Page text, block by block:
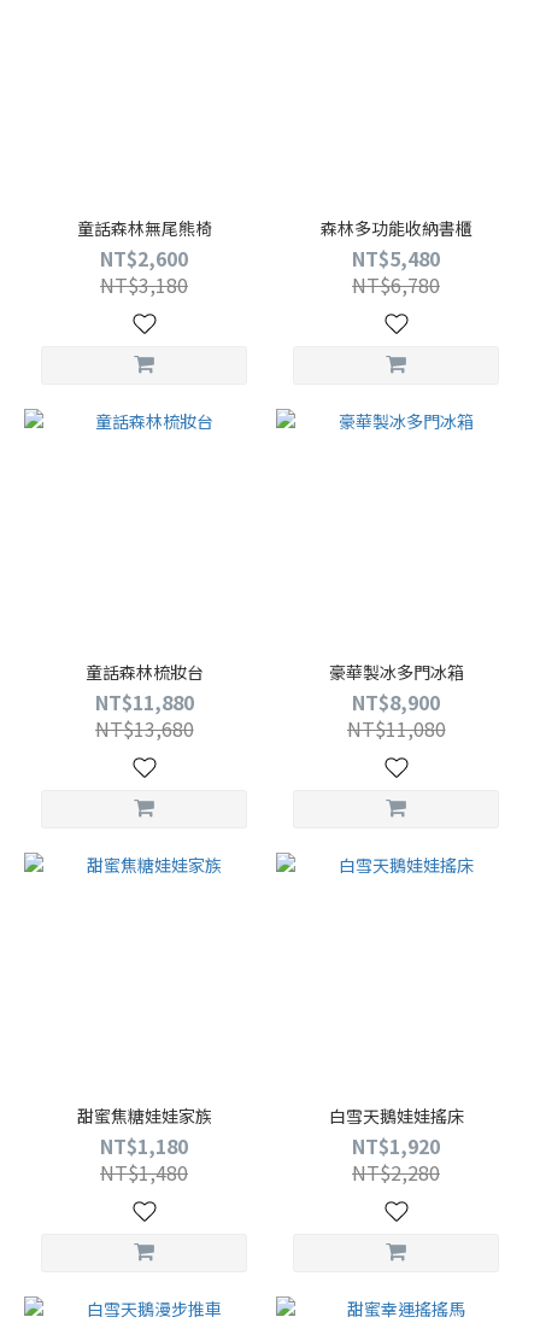
童話森林無尾熊椅
NT$2,600
NT$3,180
森林多功能收納書櫃
NT$5,480
NT$6,780
童話森林梳妝台
NT$11,880
NT$13,680
豪華製冰多門冰箱
NT$8,900
NT$11,080
甜蜜焦糖娃娃家族
NT$1,180
NT$1,480
白雪天鵝娃娃搖床
NT$1,920
NT$2,280